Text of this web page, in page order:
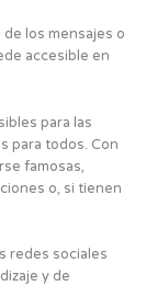
los mensajes o
accesible en
para las
para todos. Con
famosas,
o, si tienen
redes sociales
y de